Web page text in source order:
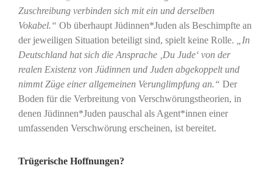
Zuschreibung verbinden sich mit ein und derselben
Vokabel.“ Ob überhaupt Jüdinnen*Juden als Beschimpfte an
der jeweiligen Situation beteiligt sind, spielt keine Rolle.
„In
Deutschland hat sich die Ansprache ‚Du Jude‘ von der
realen Existenz von Jüdinnen und Juden abgekoppelt und
nimmt Züge einer allgemeinen Verunglimpfung an.“ Der
Boden für die Verbreitung von Verschwörungstheorien, in
denen Jüdinnen*Juden pauschal als Agent*innen einer
umfassenden Verschwörung erscheinen, ist bereitet.
Trügerische Hoffnungen?